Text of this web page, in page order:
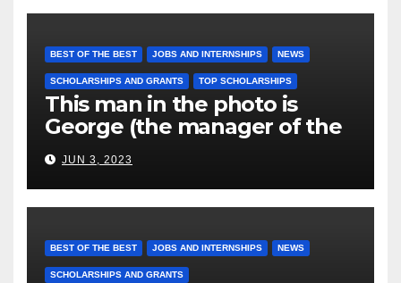
BEST OF THE BEST JOBS AND INTERNSHIPS NEWS
SCHOLARSHIPS AND GRANTS TOP SCHOLARSHIPS
This man in the photo is
George (the manager of the
Atlantis Hotel), he, together
with those from the Koullias
Hotels Group, exploits the
immigrants without paying
them for the days worked
JUN 3, 2023
BEST OF THE BEST JOBS AND INTERNSHIPS NEWS
SCHOLARSHIPS AND GRANTS